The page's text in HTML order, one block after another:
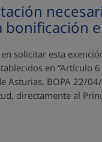
bonificación
solicitar esta
en “Artículo
Asturias. BOPA 22/
directamente al